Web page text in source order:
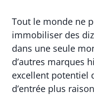
Tout le monde ne
immobiliser des
dans une seule
d’autres marques
excellent potentiel
d’entrée plus